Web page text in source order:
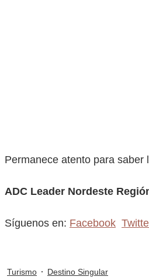
Permanece atento para
ADC Leader Nordeste
Síguenos en: Facebook
Turismo Destino Singular